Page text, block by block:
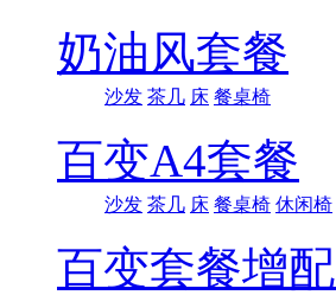
奶油风套餐
沙发 茶几 床 餐桌椅
百变A4套餐
沙发 茶几 床 餐桌椅 休闲椅
百变套餐增